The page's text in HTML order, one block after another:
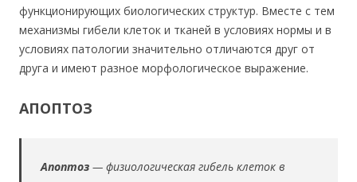
функционирующих биологических структур. Вместе с тем
механизмы гибели клеток и тканей в условиях нормы и в
условиях патологии значительно отличаются друг от
друга и имеют разное морфологическое выражение.
АПОПТОЗ
Апоптоз — физиологическая гибель клеток в